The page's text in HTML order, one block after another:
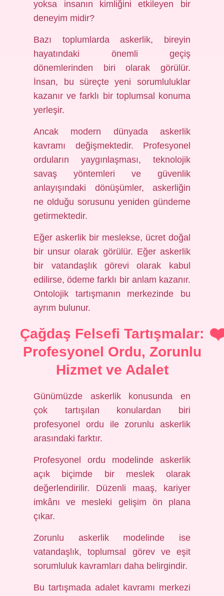
yoksa insanın kimliğini etkileyen bir
deneyim midir?
Bazı toplumlarda askerlik, bireyin
hayatındaki önemli geçiş
dönemlerinden biri olarak görülür.
İnsan, bu süreçte yeni sorumluluklar
kazanır ve farklı bir toplumsal konuma
yerleşir.
Ancak modern dünyada askerlik
kavramı değişmektedir. Profesyonel
orduların yaygınlaşması, teknolojik
savaş yöntemleri ve güvenlik
anlayışındaki dönüşümler, askerliğin
ne olduğu sorusunu yeniden gündeme
getirmektedir.
Eğer askerlik bir meslekse, ücret doğal
bir unsur olarak görülür. Eğer askerlik
bir vatandaşlık görevi olarak kabul
edilirse, ödeme farklı bir anlam kazanır.
Ontolojik tartışmanın merkezinde bu
ayrım bulunur.
Çağdaş Felsefi Tartışmalar:
Profesyonel Ordu, Zorunlu
Hizmet ve Adalet
Günümüzde askerlik konusunda en
çok tartışılan konulardan biri
profesyonel ordu ile zorunlu askerlik
arasındaki farktır.
Profesyonel ordu modelinde askerlik
açık biçimde bir meslek olarak
değerlendirilir. Düzenli maaş, kariyer
imkânı ve mesleki gelişim ön plana
çıkar.
Zorunlu askerlik modelinde ise
vatandaşlık, toplumsal görev ve eşit
sorumluluk kavramları daha belirgindir.
Bu tartışmada adalet kavramı merkezi